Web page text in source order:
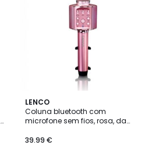
LENCO
Coluna bluetooth com
microfone sem fios, rosa, da
39.99 €
5
/
5